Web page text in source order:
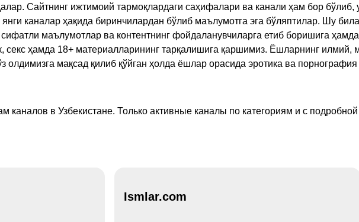
Сайтнинг ижтимоий тармоқлардаги саҳифалари ва канали ҳам бор
каналар ҳақида биринчилардан бўлиб маълумотга эга бўляптилар. Шу
маълумотлар ва контентнинг фойдаланувчиларга етиб боришига ҳамда
секс ҳамда 18+ материалларининг тарқалишига қаршимиз. Ёшларнинг
мақсад қилиб қўйган ҳолда ёшлар орасида эротика ва
каналов в Узбекистане. Только активные каналы по категориям и с подробной
Ismlar.com